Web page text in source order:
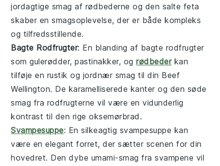
jordagtige smag af rødbederne og den salte feta
skaber en smagsoplevelse, der er både kompleks
og tilfredsstillende.
Bagte Rodfrugter: En blanding af bagte rodfrugter
somgulerødder,pastinakker, ogrødbederkan
tilføje en rustik og jordnær smag til din Beef
Wellington. De karamelliserede kanter og den søde
smag fra rodfrugterne vil være en vidunderlig
kontrast til den rige oksemørbrad.
Svampesuppe: En silkeagtig svampesuppe kan
være en elegant forret, der sætter scenen for din
hovedret. Den dybe umami-smag frasvampene vil